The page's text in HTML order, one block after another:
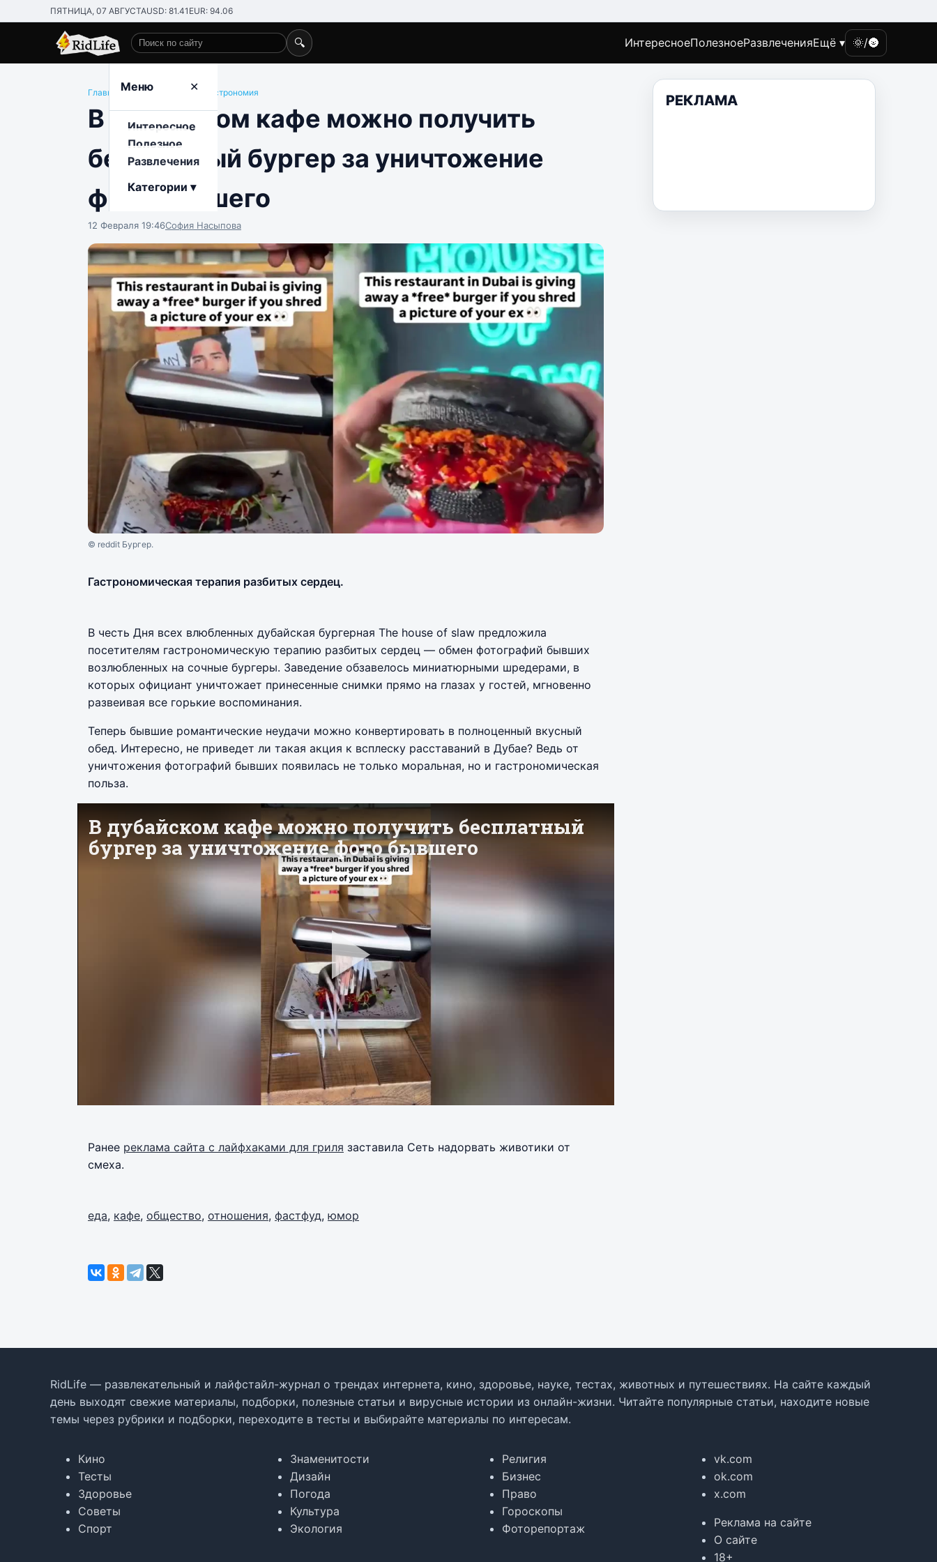
ПЯТНИЦА, 07 АВГУСТАUSD: 81.41 EUR: 94.06
Поиск по сайту
🔍 ИнтересноеПолезноеРазвлеченияЕщё ▾ 🌞/🌚
Меню ✕
Интересное
Полезное
Развлечения
Категории ▾
Главная/Развлечения Еда и гастрономия
В дубайском кафе можно получить
бесплатный бургер за уничтожение
фото бывшего
12 Февраля 19:46София Насыпова
© reddit Бургер.
Гастрономическая терапия разбитых сердец.
В честь Дня всех влюбленных дубайская бургерная The house of slaw предложила
посетителям гастрономическую терапию разбитых сердец — обмен фотографий бывших
возлюбленных на сочные бургеры. Заведение обзавелось миниатюрными шредерами, в
которых официант уничтожает принесенные снимки прямо на глазах у гостей, мгновенно
развеивая все горькие воспоминания.
Теперь бывшие романтические неудачи можно конвертировать в полноценный вкусный
обед. Интересно, не приведет ли такая акция к всплеску расставаний в Дубае? Ведь от
уничтожения фотографий бывших появилась не только моральная, но и гастрономическая
польза.
Ранее реклама сайта с лайфхаками для гриля заставила Сеть надорвать животики от
смеха.
еда, кафе, общество, отношения, фастфуд, юмор
РЕКЛАМА
RidLife — развлекательный и лайфстайл-журнал о трендах интернета, кино, здоровье, науке, тестах, животных и путешествиях. На сайте каждый
день выходят свежие материалы, подборки, полезные статьи и вирусные истории из онлайн-жизни. Читайте популярные статьи, находите новые
темы через рубрики и подборки, переходите в тесты и выбирайте материалы по интересам.
Кино
Тесты
Здоровье
Советы
Спорт
Знаменитости
Дизайн
Погода
Культура
Экология
Религия
Бизнес
Право
Гороскопы
Фоторепортаж
vk.com
ok.com
x.com
Реклама на сайте
О сайте
18+